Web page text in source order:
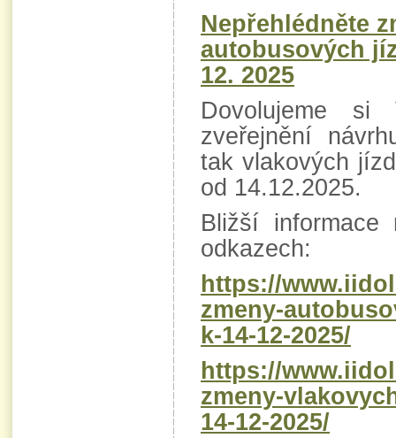
Nepřehlédněte
autobusových
12. 2025
Dovolujeme si
zveřejnění
tak vlakových
od 14.12.2025.
Bližší informace
odkazech:
https://
zmeny-
k-14-12-2025/
https://
zmeny-
14-12-2025/